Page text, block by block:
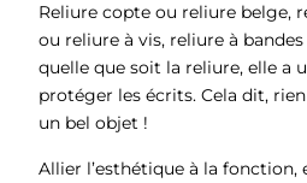
Reliure copte ou reliure belge,
ou reliure à vis, reliure à
quelle que soit la reliure, elle a
protéger les écrits. Cela dit, rien
un bel objet !
Allier l’esthétique à la fonction,